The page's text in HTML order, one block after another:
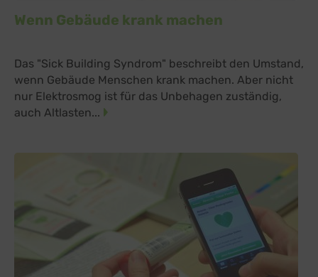
Wenn Gebäude krank machen
Das "Sick Building Syndrom" beschreibt den Umstand,
wenn Gebäude Menschen krank machen. Aber nicht
nur Elektrosmog ist für das Unbehagen zuständig,
auch Altlasten...